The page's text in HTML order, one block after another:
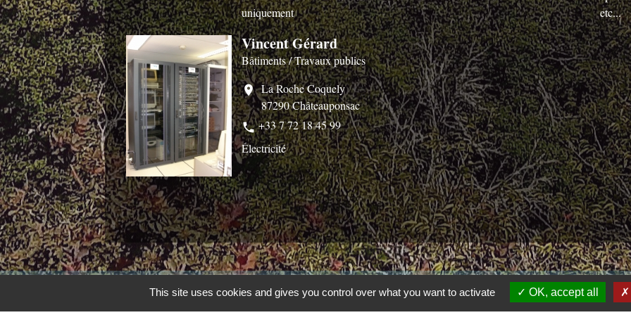
uniquement
etc...
Vincent Gérard
Bâtiments / Travaux publics
location_on La Roche Coquely
87290 Châteauponsac
phone +33 7 72 18 45 99
Électricité
Contacts Liens
This site uses cookies and gives you control over what you want to activate OK, accept all